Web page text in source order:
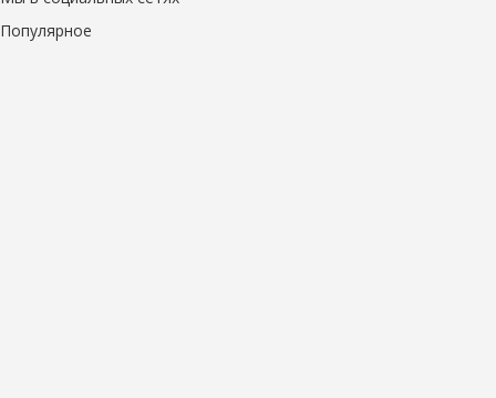
Популярное